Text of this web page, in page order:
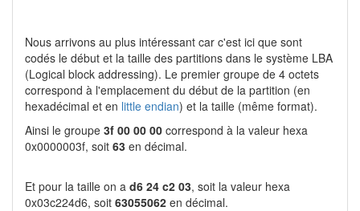
Nous arrivons au plus intéressant car c'est ici que sont
codés le début et la taille des partitions dans le système LBA
(Logical block addressing). Le premier groupe de 4 octets
correspond à l'emplacement du début de la partition (en
hexadécimal et en little endian) et la taille (même format).
Ainsi le groupe 3f 00 00 00 correspond à la valeur hexa
0x0000003f, soit 63 en décimal.
Et pour la taille on a d6 24 c2 03, soit la valeur hexa
0x03c224d6, soit 63055062 en décimal.